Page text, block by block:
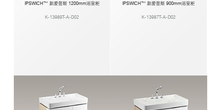
IPSWICH™ 新爱普斯 1200mm浴室柜
K-13989T-A-D02
IPSWICH™ 新爱普斯 900mm浴室柜
K-13987T-A-D02